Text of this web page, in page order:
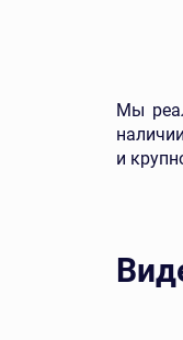
Мы
и